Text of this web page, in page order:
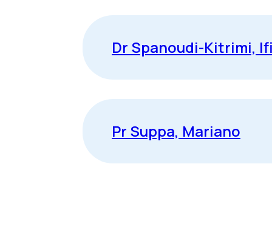
Dr Spanoudi-Kitrimi,
Pr Suppa, Mariano